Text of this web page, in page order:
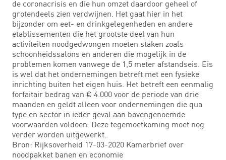
de coronacrisis en die hun omzet daardoor geheel of
grotendeels zien verdwijnen. Het gaat hier in het
bijzonder om eet- en drinkgelegenheden en andere
etablissementen die het grootste deel van hun
activiteiten noodgedwongen moeten staken zoals
schoonheidssalons en anderen die mogelijk in de
problemen komen vanwege de 1,5 meter afstandseis. Eis
is wel dat het ondernemingen betreft met een fysieke
inrichting buiten het eigen huis. Het betreft een eenmalig
forfaitair bedrag van € 4.000 voor de periode van drie
maanden en geldt alleen voor ondernemingen die qua
type en sector in ieder geval aan bovengenoemde
voorwaarden voldoen. Deze tegemoetkoming moet nog
verder worden uitgewerkt.
Bron: Rijksoverheid 17-03-2020 Kamerbrief over
noodpakket banen en economie